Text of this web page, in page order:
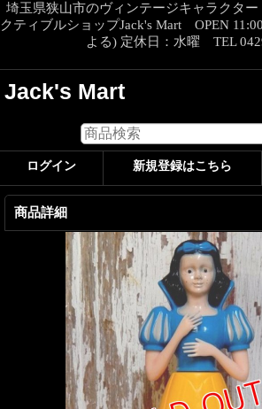
埼玉県狭山市のヴィンテージキャラクタ
クティブルショップJack's Mart OPEN
よる) 定休日：水曜 TEL
Jack's Mart
ログイン 新規登録はこちら
商品詳細